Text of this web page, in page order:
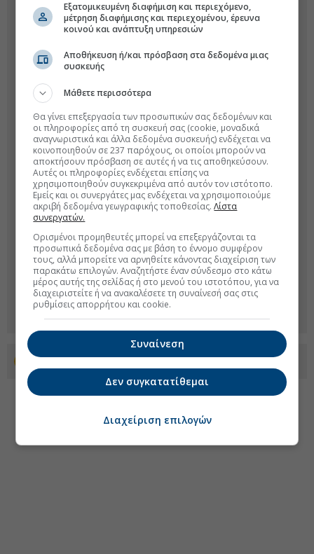
Εξατομικευμένη διαφήμιση και περιεχόμενο,
μέτρηση διαφήμισης και περιεχομένου, έρευνα
κοινού και ανάπτυξη υπηρεσιών
Αποθήκευση ή/και πρόσβαση στα δεδομένα μιας
συσκευής
Μάθετε περισσότερα
Θα γίνει επεξεργασία των προσωπικών σας δεδομένων και
οι πληροφορίες από τη συσκευή σας (cookie, μοναδικά
αναγνωριστικά και άλλα δεδομένα συσκευής) ενδέχεται να
κοινοποιηθούν σε 237 παρόχους, οι οποίοι μπορούν να
αποκτήσουν πρόσβαση σε αυτές ή να τις αποθηκεύσουν.
Αυτές οι πληροφορίες ενδέχεται επίσης να
χρησιμοποιηθούν συγκεκριμένα από αυτόν τον ιστότοπο.
Εμείς και οι συνεργάτες μας ενδέχεται να χρησιμοποιούμε
ακριβή δεδομένα γεωγραφικής τοποθεσίας.Λίστα
συνεργατών.
Ορισμένοι προμηθευτές μπορεί να επεξεργάζονται τα
προσωπικά δεδομένα σας με βάση το έννομο συμφέρον
τους, αλλά μπορείτε να αρνηθείτε κάνοντας διαχείριση των
παρακάτω επιλογών. Αναζητήστε έναν σύνδεσμο στο κάτω
μέρος αυτής της σελίδας ή στο μενού του ιστοτόπου, για να
διαχειριστείτε ή να ανακαλέσετε τη συναίνεσή σας στις
ρυθμίσεις απορρήτου και cookie.
Συναίνεση
Δεν συγκατατίθεμαι
Διαχείριση επιλογών